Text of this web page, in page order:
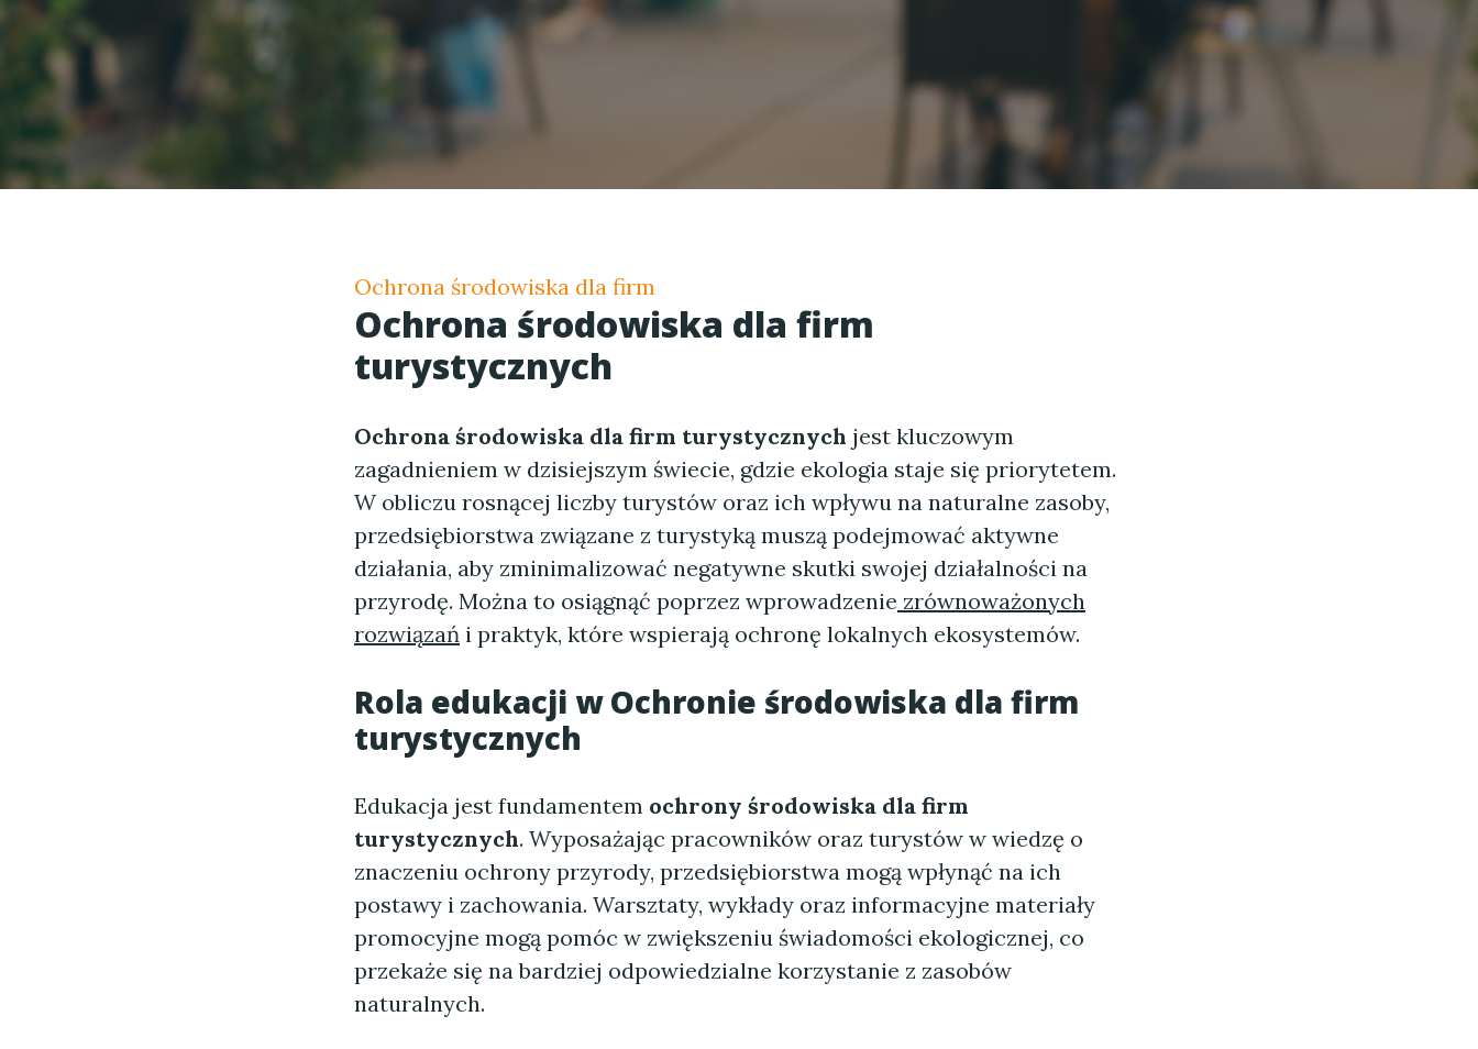
Ochrona środowiska dla firm
Ochrona środowiska dla firm
turystycznych
Ochrona środowiska dla firm turystycznych jest kluczowym
zagadnieniem w dzisiejszym świecie, gdzie ekologia staje się priorytetem.
W obliczu rosnącej liczby turystów oraz ich wpływu na naturalne zasoby,
przedsiębiorstwa związane z turystyką muszą podejmować aktywne
działania, aby zminimalizować negatywne skutki swojej działalności na
przyrodę. Można to osiągnąć poprzez wprowadzenie zrównoważonych
rozwiązań i praktyk, które wspierają ochronę lokalnych ekosystemów.
Rola edukacji w Ochronie środowiska dla firm
turystycznych
Edukacja jest fundamentem ochrony środowiska dla firm
turystycznych. Wyposażając pracowników oraz turystów w wiedzę o
znaczeniu ochrony przyrody, przedsiębiorstwa mogą wpłynąć na ich
postawy i zachowania. Warsztaty, wykłady oraz informacyjne materiały
promocyjne mogą pomóc w zwiększeniu świadomości ekologicznej, co
przekaże się na bardziej odpowiedzialne korzystanie z zasobów
naturalnych.